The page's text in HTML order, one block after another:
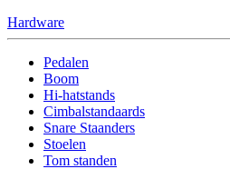
Hardware
Pedalen
Boom
Hi-hatstands
Cimbalstandaards
Snare Staanders
Stoelen
Tom standen